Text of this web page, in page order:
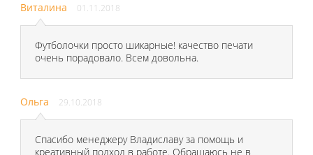
Виталина 01.11.2018
Футболочки просто шикарные! качество печати
очень порадовало. Всем довольна.
Ольга 29.10.2018
Спасибо менеджеру Владиславу за помощь и
креативный подход в работе. Обращаюсь не в